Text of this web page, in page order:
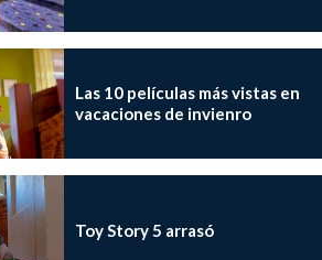
Las 10 películas más vistas en
vacaciones de invienro
Toy Story 5 arrasó